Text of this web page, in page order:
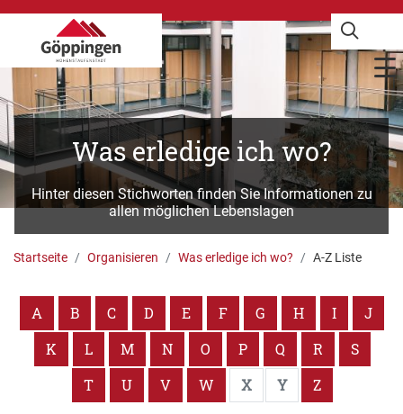
Was erledige ich wo?
Hinter diesen Stichworten finden Sie Informationen zu
allen möglichen Lebenslagen
Startseite Organisieren Was erledige ich wo? A-Z Liste
A B C D E F G H I
J
K
L M N O P Q R
S
T
U V W X Y Z